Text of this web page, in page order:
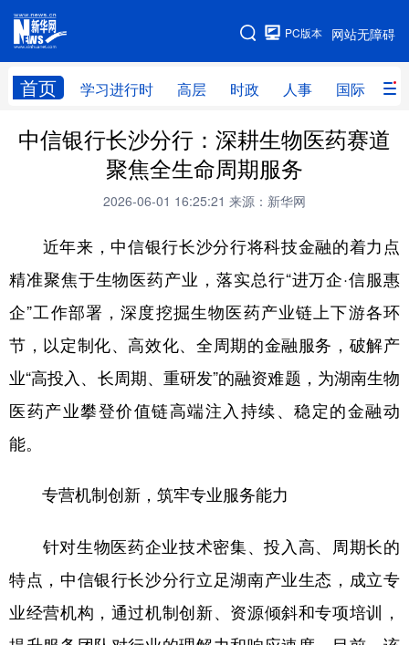
网站无障碍
PC版本
首页 学习进行时 高层 时政 人事 国际 财
网站地图
学习进行时 高层 时政 人事
财经 网评
全球连线
科技 科创 量子 体育
文化 书画 健康 军事
法律 中央文件 金融 汽车
食品 人居 信息化 数字经济
公益 一带一路 亚太网 上市公司
中信银行长沙分行：深耕生物医药赛道
聚焦全生命周期服务
2026-06-01 16:25:21 来源：新华网
近年来，中信银行长沙分行将科技金融的着力点
精准聚焦于生物医药产业，落实总行“进万企·信服惠
企”工作部署，深度挖掘生物医药产业链上下游各环
节，以定制化、高效化、全周期的金融服务，破解产
业“高投入、长周期、重研发”的融资难题，为湖南生物
医药产业攀登价值链高端注入持续、稳定的金融动
能。
专营机制创新，筑牢专业服务能力
针对生物医药企业技术密集、投入高、周期长的
特点，中信银行长沙分行立足湖南产业生态，成立专
业经营机构，通过机制创新、资源倾斜和专项培训，